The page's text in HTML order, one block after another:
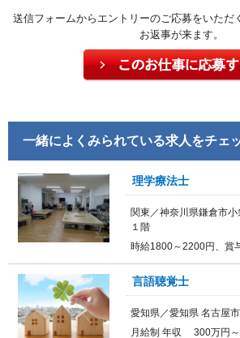
送信フォームからエントリーのご応募をいただ
お返事が来ます。
一緒によくみられている求人をチェ
理学療法士
関東／神奈川県鎌倉市
１階
時給1800～2200円、賞
言語聴覚士
愛知県／愛知県 名古屋
月給制 年収 300万円